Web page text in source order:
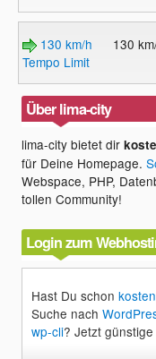
130 km/h
Tempo Limit
130
Über lima-city
lima-city bietet dir
für Deine Homepage.
Webspace, PHP,
tollen Community!
Login zum
Hast Du schon
Suche nach
wp-cli? Jetzt günstige